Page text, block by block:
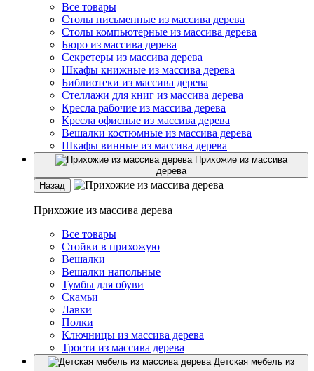
Все товары
Столы письменные из массива дерева
Столы компьютерные из массива дерева
Бюро из массива дерева
Секретеры из массива дерева
Шкафы книжные из массива дерева
Библиотеки из массива дерева
Стеллажи для книг из массива дерева
Кресла рабочие из массива дерева
Кресла офисные из массива дерева
Вешалки костюмные из массива дерева
Шкафы винные из массива дерева
Прихожие из массива
дерева
Назад
Прихожие из массива дерева
Все товары
Стойки в прихожую
Вешалки
Вешалки напольные
Тумбы для обуви
Скамьи
Лавки
Полки
Ключницы из массива дерева
Трости из массива дерева
Детская мебель из